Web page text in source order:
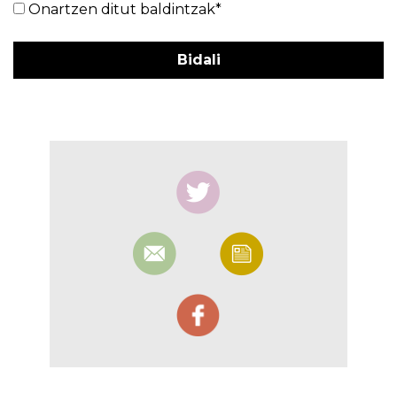
Onartzen ditut baldintzak*